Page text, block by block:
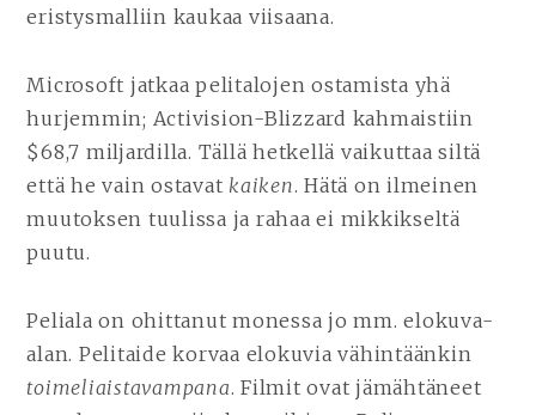
eristysmalliin kaukaa viisaana.
Microsoft jatkaa pelitalojen ostamista yhä
hurjemmin; Activision-Blizzard kahmaistiin
$68,7 miljardilla. Tällä hetkellä vaikuttaa siltä
että he vain ostavat kaiken. Hätä on ilmeinen
muutoksen tuulissa ja rahaa ei mikkikseltä
puutu.
Peliala on ohittanut monessa jo mm. elokuva-
alan. Pelitaide korvaa elokuvia vähintäänkin
toimeliaistavampana. Filmit ovat jämähtäneet